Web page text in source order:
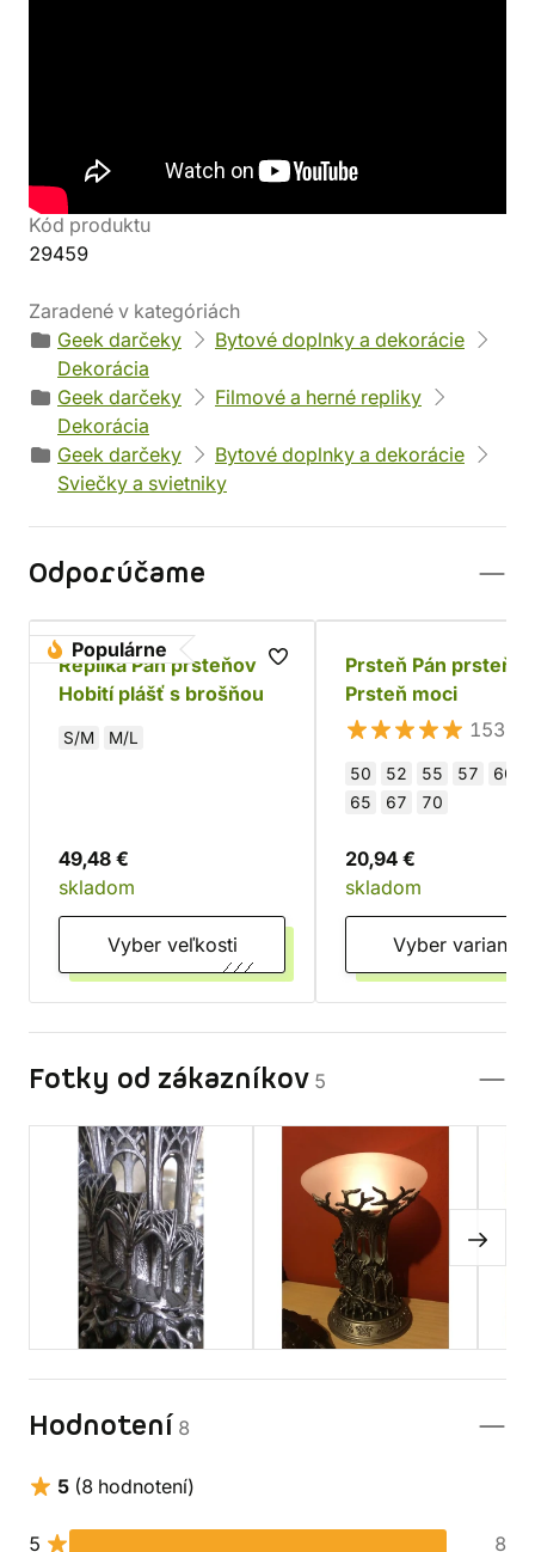
Parametre
Váha: 1000 g
EAN
Kód produktu
29459
Zaradené v kategóriách
Geek darčeky
Bytové doplnky a dekorácie
Dekorácia
Geek darčeky
Filmové a herné repliky
Dekorácia
Geek darčeky
Bytové doplnky a dekorácie
Sviečky a svietniky
Odporúčame
Populárne
Replika Pán prsteňov -
Hobití plášť s brošňou
S/M M/L
49,48 €
skladom
Vyber veľkosti
Prsteň Pán
Prsteň moci
153×
50 52 55 57 60
65
67 70
20,94 €
skladom
Vyber varianty
Fotky od zákazníkov 5
Hodnotení 8
5 (8 hodnotení)
5 8